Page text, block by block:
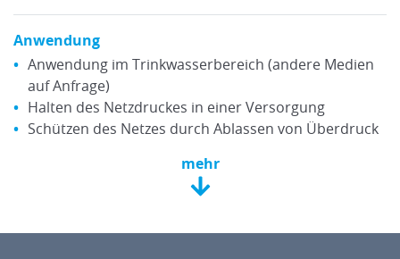
Anwendung
Anwendung im Trinkwasserbereich (andere Medien
auf Anfrage)
Halten des Netzdruckes in einer Versorgung
Schützen des Netzes durch Ablassen von Überdruck
mehr